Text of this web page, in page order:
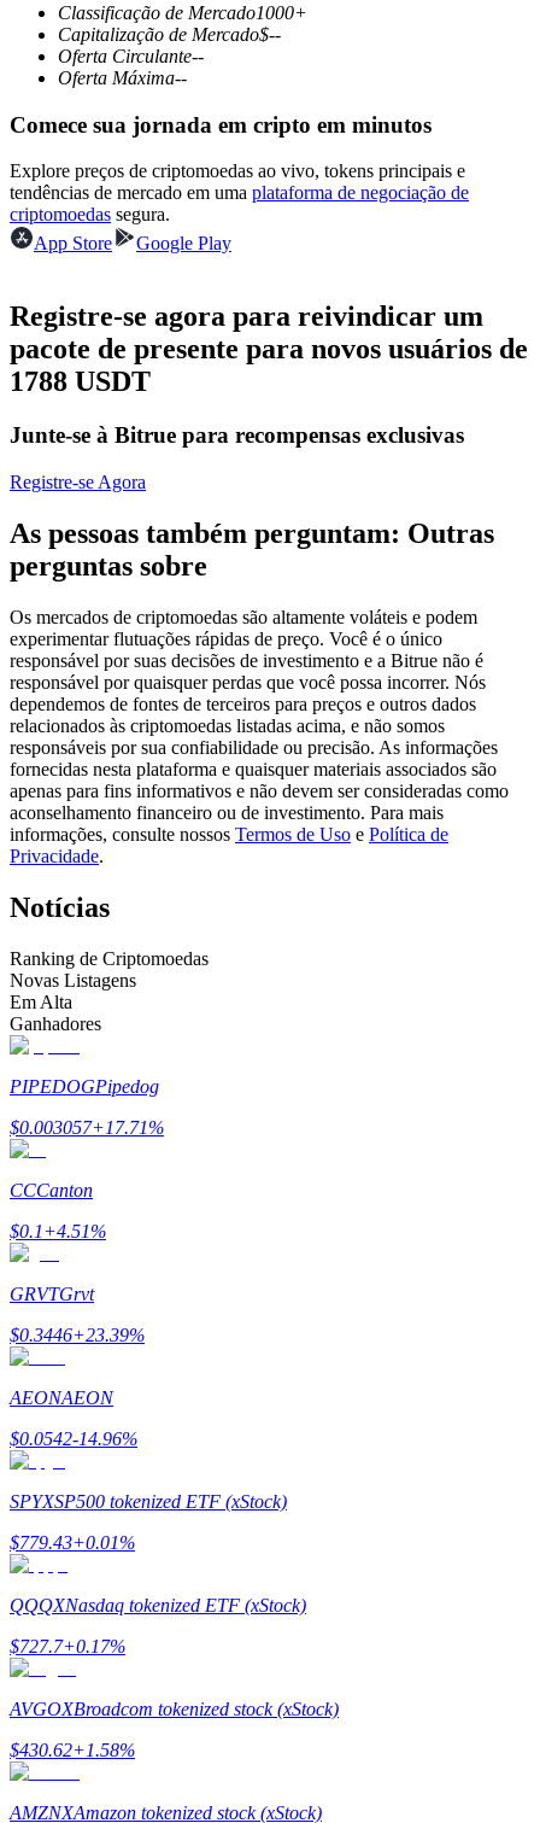
Futuros de USDC
Futuros usando USDC como garantia
Copiar Trading
Torne-se um Trader de Cópias
Desfrute da partilha de lucros e comissões de copy trading
Análise de big data, incluindo informações comerciais, etc.
Guia
Estratégias de negociação
Classificação de Mercado1000+
Capitalização de Mercado$--
Oferta Circulante--
Oferta Máxima--
Comece sua jornada em cripto em minutos
Explore preços de criptomoedas ao vivo, tokens principais e
tendências de mercado em uma plataforma de negociação de
criptomoedas segura.
App Store
Google Play
Registre-se agora para reivindicar um
pacote de presente para novos usuários de
1788 USDT
Junte-se à Bitrue para recompensas exclusivas
Registre-se Agora
As pessoas também perguntam: Outras
perguntas sobre
Os mercados de criptomoedas são altamente voláteis e podem
experimentar flutuações rápidas de preço. Você é o único
responsável por suas decisões de investimento e a Bitrue não é
responsável por quaisquer perdas que você possa incorrer. Nós
dependemos de fontes de terceiros para preços e outros dados
relacionados às criptomoedas listadas acima, e não somos
responsáveis por sua confiabilidade ou precisão. As informações
fornecidas nesta plataforma e quaisquer materiais associados são
apenas para fins informativos e não devem ser consideradas como
aconselhamento financeiro ou de investimento. Para mais
informações, consulte nossos Termos de Uso e Política de
Privacidade.
Notícias
Ranking de Criptomoedas
Novas Listagens
Em Alta
Ganhadores
PIPEDOGPipedog
$0.003057+17.71%
CCCanton
$0.1+4.51%
GRVTGrvt
$0.3446+23.39%
AEONAEON
$0.0542-14.96%
SPYXSP500 tokenized ETF (xStock)
$779.43+0.01%
QQQXNasdaq tokenized ETF (xStock)
$727.7+0.17%
AVGOXBroadcom tokenized stock (xStock)
$430.62+1.58%
AMZNXAmazon tokenized stock (xStock)